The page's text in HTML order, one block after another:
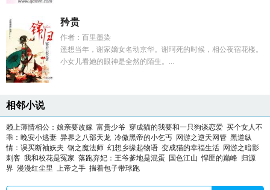
矜贵
作者：百里墨染
遥想当年，谢家嫡女名动京华。谢珂死的时候，相公夜宿花楼。
小女儿看她的眼神是全然的陌生。...
相邻小说
赖上薄情相公：娘亲要改嫁 富贵少爷 穿成猫的我要和一只狗谈恋爱 买个女人不
乖：晚安小逃妻 异界之八部天龙 冷傲黑帝的小乞丐 网游之逆天网管 黑道纵
情：误买断袖妖夫 钢之魔法师 幻想乡缘起物语 变成猫的幸福生活 网游之暗影
刺客 我和校花是冤家 落跑弃妃：王爷爹地是混蛋 国色江山 悍匪的巅峰 归源
界 漫漫红尘里 上帝之手 揣着包子带球跑